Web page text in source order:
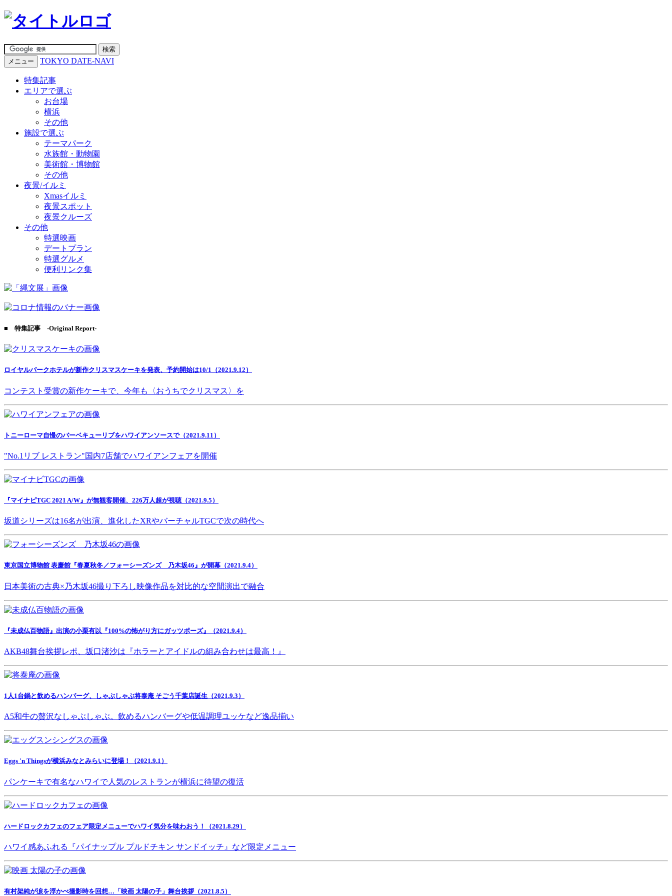
メニュー TOKYO DATE-NAVI
特集記事
エリアで選ぶ
お台場
横浜
その他
施設で選ぶ
テーマパーク
水族館・動物園
美術館・博物館
その他
夜景/イルミ
Xmasイルミ
夜景スポット
夜景クルーズ
その他
特選映画
デートプラン
特選グルメ
便利リンク集
■ 特集記事 -Original Report-
ロイヤルパークホテルが新作クリスマスケーキを発表、予約開始は10/1（2021.9.12）
コンテスト受賞の新作ケーキで、今年も〈おうちでクリスマス〉を
トニーローマ自慢のバーベキューリブをハワイアンソースで（2021.9.11）
"No.1リブ レストラン"国内7店舗でハワイアンフェアを開催
『マイナビTGC 2021 A/W』が無観客開催、226万人超が視聴（2021.9.5）
坂道シリーズは16名が出演、進化したXRやバーチャルTGCで次の時代へ
東京国立博物館 表慶館『春夏秋冬／フォーシーズンズ 乃木坂46』が開幕（2021.9.4）
日本美術の古典×乃木坂46撮り下ろし映像作品を対比的な空間演出で融合
『未成仏百物語』出演の小栗有以『100%の怖がり方にガッツポーズ』（2021.9.4）
AKB48舞台挨拶レポ、坂口渚沙は『ホラーとアイドルの組み合わせは最高！』
1人1台鍋と飲めるハンバーグ、しゃぶしゃぶ将泰庵 そごう千葉店誕生（2021.9.3）
A5和牛の贅沢なしゃぶしゃぶ。飲めるハンバーグや低温調理ユッケなど逸品揃い
Eggs 'n Thingsが横浜みなとみらいに登場！（2021.9.1）
パンケーキで有名なハワイで人気のレストランが横浜に待望の復活
ハードロックカフェのフェア限定メニューでハワイ気分を味わおう！（2021.8.29）
ハワイ感あふれる『パイナップル プルドチキン サンドイッチ』など限定メニュー
有村架純が涙を浮かべ撮影時を回想…「映画 太陽の子」舞台挨拶（2021.8.5）